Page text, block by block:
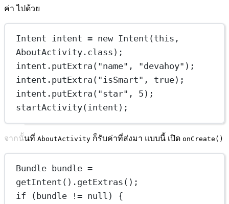
ค่า ไปด้วย
Intent intent = new Intent (this ,
AboutActivity.class);
intent. putExtra ( "name" , "devahoy" );
intent. putExtra ( "isSmart" , true);
intent. putExtra ( "star" , 5 );
startActivity(intent);
จากนั้นที่ AboutActivity ก็รับค่าที่ส่งมา แบบนี้ เปิด onCreate()
Bundle bundle =
getIntent (). getExtras ();
if (bundle != null ) {